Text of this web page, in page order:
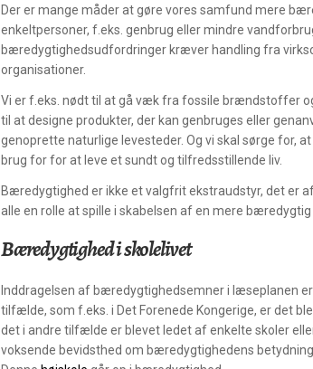
Der er mange måder at gøre vores samfund mere
enkeltpersoner, f.eks. genbrug eller mindre
bæredygtighedsudfordringer kræver handling fra
organisationer.
Vi er f.eks. nødt til at gå væk fra fossile brændstoffer
til at designe produkter, der kan genbruges eller
genoprette naturlige levesteder. Og vi skal sørge for,
brug for for at leve et sundt og tilfredsstillende liv.
Bæredygtighed er ikke et valgfrit ekstraudstyr, det er
alle en rolle at spille i skabelsen af en mere bæredygtig
Bæredygtighed i skolelivet
Inddragelsen af bæredygtighedsemner i læseplanen
tilfælde, som f.eks. i Det Forenede Kongerige, er det
det i andre tilfælde er blevet ledet af enkelte skoler
voksende bevidsthed om bæredygtighedens